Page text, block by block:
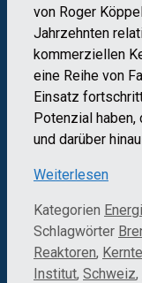
von Roger
Jahrzehnten
kommerziellen
eine Reihe von
Einsatz
Potenzial haben,
und darüber
Weiterlesen
Kategorien
Schlagwörter
Reaktoren,
Institut, Schweiz,